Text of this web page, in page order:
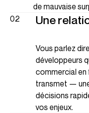
de mauvaise
Une
Vous parlez
développeurs
commercial en
transmet —
décisions
vos enjeux.